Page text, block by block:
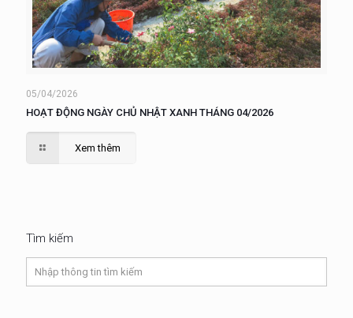
05/04/2026
HOẠT ĐỘNG NGÀY CHỦ NHẬT XANH THÁNG 04/2026
Xem thêm
Tìm kiếm